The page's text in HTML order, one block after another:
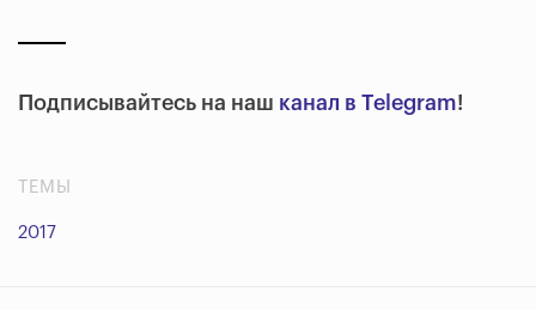
Подписывайтесь на наш канал в Telegram!
ТЕМЫ
2017